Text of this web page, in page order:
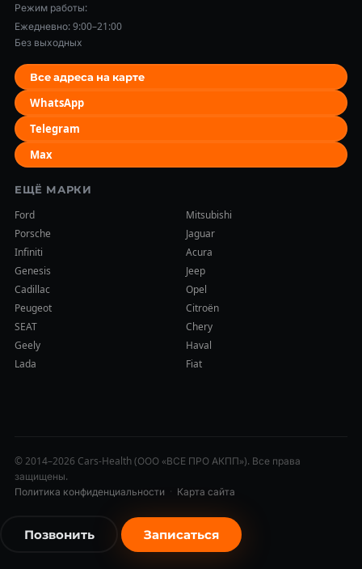
Режим работы:
Ежедневно: 9:00–21:00
Без выходных
Все адреса на карте
WhatsApp
Telegram
Max
ЕЩЁ МАРКИ
Ford
Mitsubishi
Porsche
Jaguar
Infiniti
Acura
Genesis
Jeep
Cadillac
Opel
Peugeot
Citroën
SEAT
Chery
Geely
Haval
Lada
Fiat
© 2014–2026 Cars-Health (ООО «ВСЕ ПРО АКПП»). Все права
защищены.
Политика конфиденциальности · Карта сайта
Позвонить Записаться